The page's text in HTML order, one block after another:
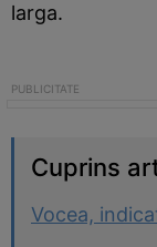
larga.
Cuprins
Vocea,